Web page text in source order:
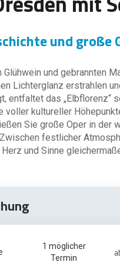
und große
und gebrannten
Lichterglanz erstrahlen
entfaltet das „Elbflorenz“
kultureller
Sie große Oper in der
festlicher
und Sinne
1 möglicher
Termin